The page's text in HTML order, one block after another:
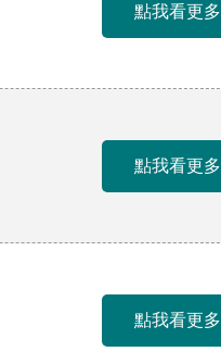
點我看更多
點我看更多
點我看更多